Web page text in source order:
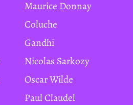
Maurice Donnay
Coluche
Gandhi
Nicolas Sarkozy
Oscar Wilde
Paul Claudel